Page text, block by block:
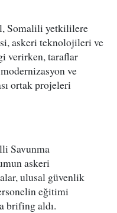
Somalili yetkililere
askeri teknolojileri ve
verirken, taraflar
ve
ortak projeleri
Savunma
askeri
ulusal güvenlik
eğitimi
brifing aldı.